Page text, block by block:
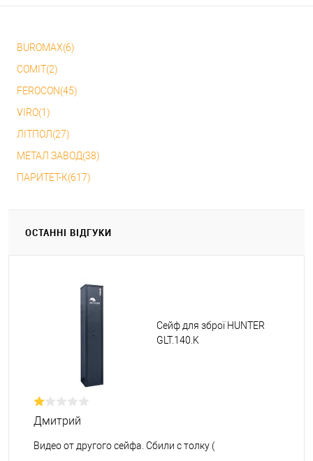
BUROMAX(6)
COMIT(2)
FEROCON(45)
VIRO(1)
ЛІТПОЛ(27)
МЕТАЛ ЗАВОД(38)
ПАРИТЕТ-К(617)
ОСТАННІ ВІДГУКИ
Сейф для зброї HUNTER
GLT.140.K
Дмитрий
Видео от другого сейфа. Сбили с толку (